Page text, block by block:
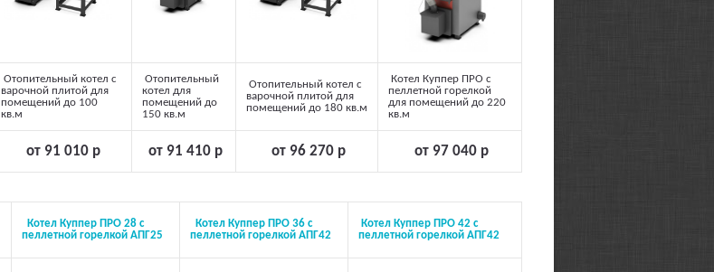
Отопительный котел с
варочной плитой для
помещений до 100
кв.м
Отопительный
котел для
помещений до
150 кв.м
Отопительный котел с
варочной плитой для
помещений до 180 кв.м
Котел Куппер ПРО с
пеллетной горелкой
для помещений до 220
кв.м
от 91 010 р от 91 410 р от 96 270 р от 97 040 р
Котел Куппер ПРО 28 с
пеллетной горелкой АПГ25
Котел Куппер ПРО 36 с
пеллетной горелкой АПГ42
Котел Куппер ПРО 42 с
пеллетной горелкой АПГ42